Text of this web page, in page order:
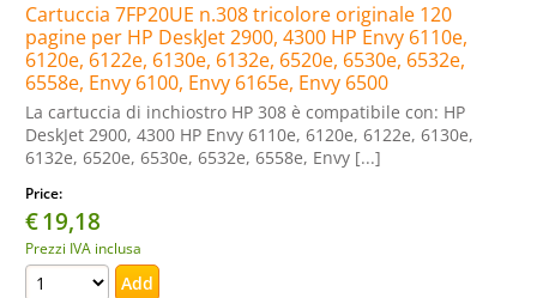
Cartuccia 7FP20UE n.308 tricolore originale 120
pagine per HP DeskJet 2900, 4300 HP Envy 6110e,
6120e, 6122e, 6130e, 6132e, 6520e, 6530e, 6532e,
6558e, Envy 6100, Envy 6165e, Envy 6500
La cartuccia di inchiostro HP 308 è compatibile con: HP
DeskJet 2900, 4300 HP Envy 6110e, 6120e, 6122e, 6130e,
6132e, 6520e, 6530e, 6532e, 6558e, Envy [...]
Price:
€19,18
Prezzi IVA inclusa